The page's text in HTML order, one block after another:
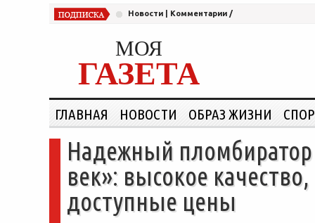
Новости Комментарии /
МОЯ
ГАЗЕТА
ГЛАВНАЯ НОВОСТИ ОБРАЗ ЖИЗНИ
Надежный
век»: высокое
доступные цены